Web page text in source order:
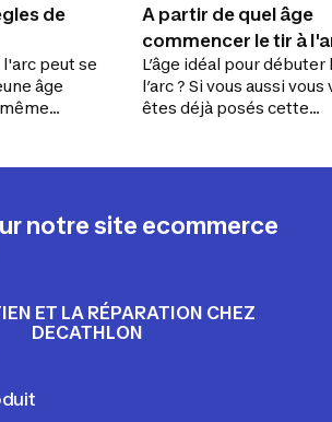
de
peut se
âge
A partir de quel âge
commencer le tir à
L’âge idéal pour débuter
l’arc ? Si vous aussi vous
êtes déjà posés cette
aiment tirer à l’arc
sommes fiers. Il y a tout
même quelques
notre site ecommerce
ET LA RÉPARATION CHEZ
DECATHLON